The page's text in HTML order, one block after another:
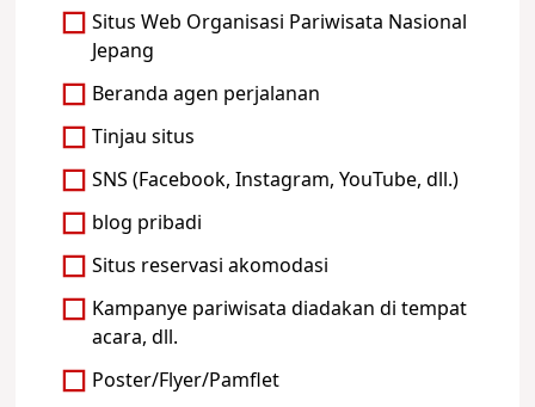
Situs Web Organisasi Pariwisata Nasional
Jepang
Beranda agen perjalanan
Tinjau situs
SNS (Facebook, Instagram, YouTube, dll.)
blog pribadi
Situs reservasi akomodasi
Kampanye pariwisata diadakan di tempat
acara, dll.
Poster/Flyer/Pamflet